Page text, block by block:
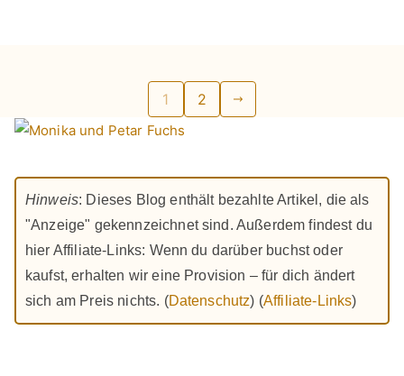
Seitennummerierung
der
Beiträge
1 2
Hinweis: Dieses Blog enthält bezahlte Artikel, die als
"Anzeige" gekennzeichnet sind. Außerdem findest du
hier Affiliate-Links: Wenn du darüber buchst oder
kaufst, erhalten wir eine Provision – für dich ändert
sich am Preis nichts. (Datenschutz) (Affiliate-Links)